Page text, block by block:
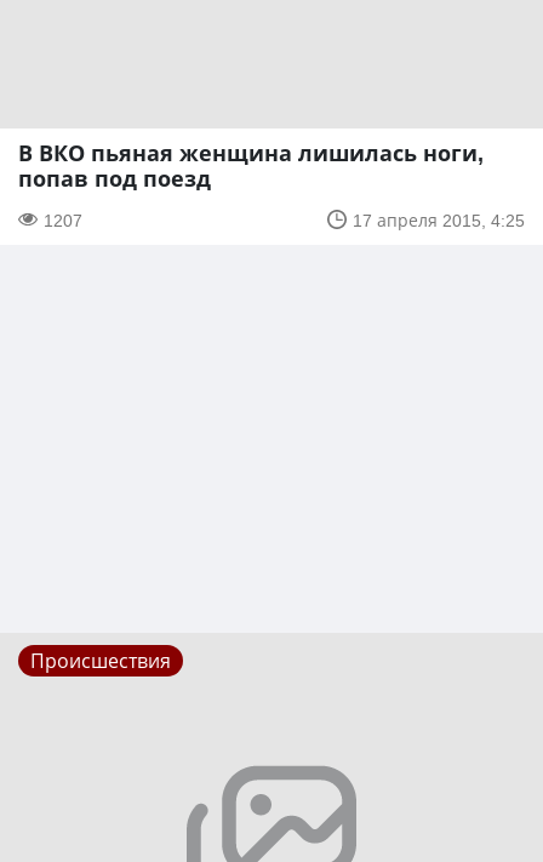
В ВКО пьяная женщина лишилась ноги,
попав под поезд
1207 17 апреля 2015, 4:25
Происшествия